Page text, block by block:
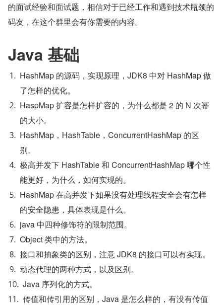
的面试经验和面试题，相信对于已经工作和遇到技术瓶颈的
码友，在这个群里会有你需要的内容。
Java 基础
HashMap 的源码，实现原理，JDK8 中对 HashMap 做
了怎样的优化。
HaspMap 扩容是怎样扩容的，为什么都是 2 的 N 次幂
的大小。
HashMap，HashTable，ConcurrentHashMap 的区
别。
极高并发下 HashTable 和 ConcurrentHashMap 哪个性
能更好，为什么，如何实现的。
HashMap 在高并发下如果没有处理线程安全会有怎样
的安全隐患，具体表现是什么。
java 中四种修饰符的限制范围。
Object 类中的方法。
接口和抽象类的区别，注意 JDK8 的接口可以有实现。
动态代理的两种方式，以及区别。
Java 序列化的方式。
传值和传引用的区别，Java 是怎么样的，有没有传值